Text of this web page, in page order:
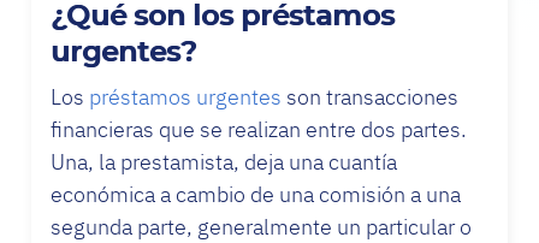
¿Qué son los préstamos
urgentes?
Los préstamos urgentes son transacciones
financieras que se realizan entre dos partes.
Una, la prestamista, deja una cuantía
económica a cambio de una comisión a una
segunda parte, generalmente un particular o